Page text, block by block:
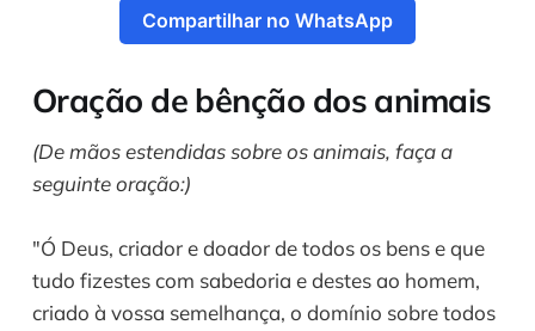
Compartilhar no WhatsApp
Oração de bênção dos animais
(De mãos estendidas sobre os animais, faça a
seguinte oração:)
"Ó Deus, criador e doador de todos os bens e que
tudo fizestes com sabedoria e destes ao homem,
criado à vossa semelhança, o domínio sobre todos